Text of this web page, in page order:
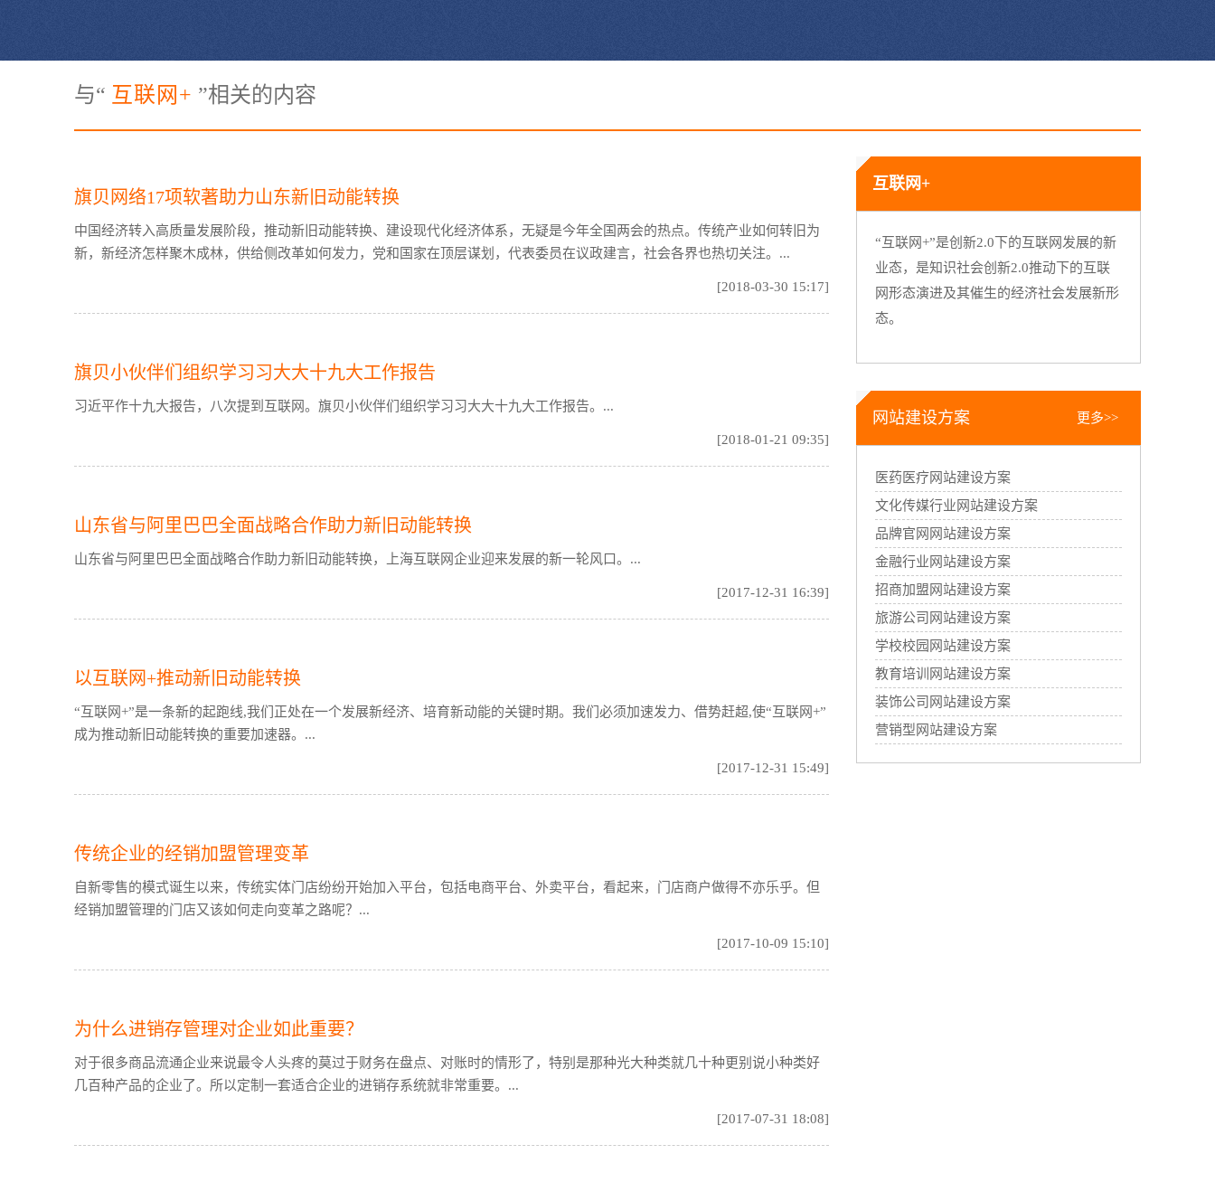
与“ 互联网+ ”相关的内容
旗贝网络17项软著助力山东新旧动能转换
中国经济转入高质量发展阶段，推动新旧动能转换、建设现代化经济体系，无疑是今年全国两会的热点。传统产业如何转旧为
新，新经济怎样聚木成林，供给侧改革如何发力，党和国家在顶层谋划，代表委员在议政建言，社会各界也热切关注。...
[2018-03-30 15:17]
旗贝小伙伴们组织学习习大大十九大工作报告
习近平作十九大报告，八次提到互联网。旗贝小伙伴们组织学习习大大十九大工作报告。...
[2018-01-21 09:35]
山东省与阿里巴巴全面战略合作助力新旧动能转换
山东省与阿里巴巴全面战略合作助力新旧动能转换，上海互联网企业迎来发展的新一轮风口。...
[2017-12-31 16:39]
以互联网+推动新旧动能转换
“互联网+”是一条新的起跑线,我们正处在一个发展新经济、培育新动能的关键时期。我们必须加速发力、借势赶超,使“互联网+”
成为推动新旧动能转换的重要加速器。...
[2017-12-31 15:49]
传统企业的经销加盟管理变革
自新零售的模式诞生以来，传统实体门店纷纷开始加入平台，包括电商平台、外卖平台，看起来，门店商户做得不亦乐乎。但
经销加盟管理的门店又该如何走向变革之路呢？...
[2017-10-09 15:10]
为什么进销存管理对企业如此重要？
对于很多商品流通企业来说最令人头疼的莫过于财务在盘点、对账时的情形了，特别是那种光大种类就几十种更别说小种类好
几百种产品的企业了。所以定制一套适合企业的进销存系统就非常重要。...
[2017-07-31 18:08]
互联网+
“互联网+”是创新2.0下的互联网发展的新
业态，是知识社会创新2.0推动下的互联
网形态演进及其催生的经济社会发展新形
态。
网站建设方案 更多>>
医药医疗网站建设方案
文化传媒行业网站建设方案
品牌官网网站建设方案
金融行业网站建设方案
招商加盟网站建设方案
旅游公司网站建设方案
学校校园网站建设方案
教育培训网站建设方案
装饰公司网站建设方案
营销型网站建设方案